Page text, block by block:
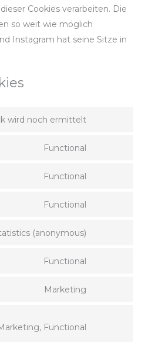
Cookies verarbeiten. Die
so weit wie möglich
Instagram hat seine Sitze in
wird noch ermittelt
Functional
Functional
Functional
(anonymous)
Functional
Marketing
Functional